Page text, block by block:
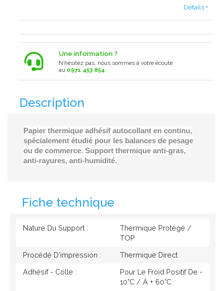
Détails +
Une information ?
N’hésitez pas, nous sommes à votre écoute
au 0971 453 854
Description
Papier thermique adhésif autocollant en continu,
spécialement étudié pour les balances de pesage
ou de commerce. Support thermique anti-gras,
anti-rayures, anti-humidité.
Fiche technique
Nature Du Support :
Thermique Protégé /
TOP
Procédé D'impression : Thermique Direct
Adhésif - Colle :
Pour Le Froid Positif De -
10°c / À + 60°c